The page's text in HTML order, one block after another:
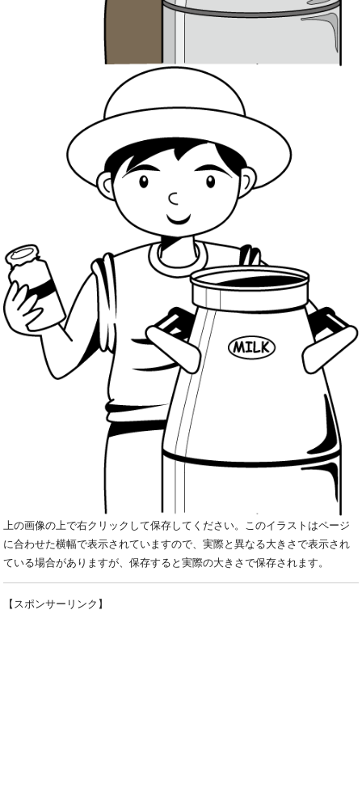
上の画像の上で右クリックして保存してください。このイラストはページ
に合わせた横幅で表示されていますので、実際と異なる大きさで表示され
ている場合がありますが、保存すると実際の大きさで保存されます。
【スポンサーリンク】